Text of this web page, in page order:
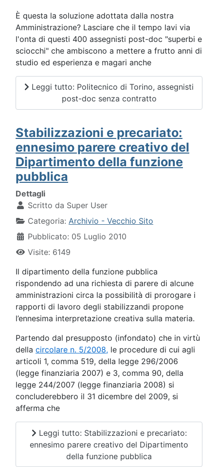
È questa la soluzione adottata dalla nostra
Amministrazione? Lasciare che il tempo lavi via
l'onta di questi 400 assegnisti post-doc "superbi e
sciocchi" che ambiscono a mettere a frutto anni di
studio ed esperienza e magari anche
Leggi tutto: Politecnico di Torino, assegnisti
post-doc senza contratto
Stabilizzazioni e precariato:
ennesimo parere creativo del
Dipartimento della funzione
pubblica
Dettagli
Scritto da Super User
Categoria: Archivio - Vecchio Sito
Pubblicato: 05 Luglio 2010
Visite: 6149
Il dipartimento della funzione pubblica
rispondendo ad una richiesta di parere di alcune
amministrazioni circa la possibilità di prorogare i
rapporti di lavoro degli stabilizzandi propone
l’ennesima interpretazione creativa sulla materia.
Partendo dal presupposto (infondato) che in virtù
della circolare n. 5/2008, le procedure di cui agli
articoli 1, comma 519, della legge 296/2006
(legge finanziaria 2007) e 3, comma 90, della
legge 244/2007 (legge finanziaria 2008) si
concluderebbero il 31 dicembre del 2009, si
afferma che
Leggi tutto: Stabilizzazioni e precariato:
ennesimo parere creativo del Dipartimento
della funzione pubblica